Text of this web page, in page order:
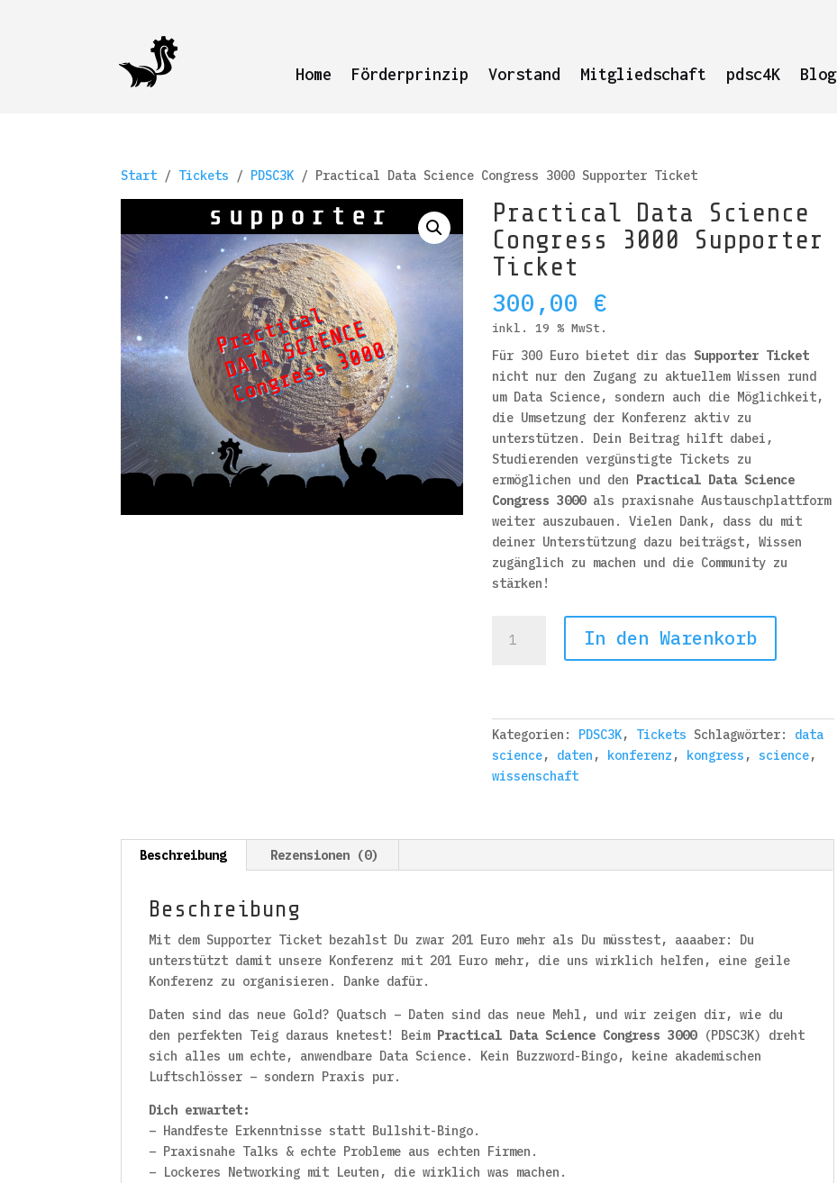
Home Förderprinzip Vorstand Mitgliedschaft pdsc4K Blog
Start / Tickets / PDSC3K / Practical Data Science Congress 3000 Supporter Ticket
Practical Data Science
Congress 3000 Supporter
Ticket
300,00 €
inkl. 19 % MwSt.
Für 300 Euro bietet dir dasSupporter Ticket
nicht nur den Zugang zu aktuellem Wissen rund
um Data Science, sondern auch die Möglichkeit,
die Umsetzung der Konferenz aktiv zu
unterstützen. Dein Beitrag hilft dabei,
Studierenden vergünstigte Tickets zu
ermöglichen und den Practical Data Science
Congress 3000als praxisnahe Austauschplattform
weiter auszubauen. Vielen Dank, dass du mit
deiner Unterstützung dazu beiträgst, Wissen
zugänglich zu machen und die Community zu
stärken!
Data
Supporter
Ticket
Menge
In den Warenkorb
Kategorien: PDSC3K, Tickets Schlagwörter: data
science, daten , konferenz , kongress ,science,
wissenschaft
Beschreibung Rezensionen (0)
Beschreibung
Mit dem Supporter Ticket bezahlst Du zwar 201 Euro mehr als Du müsstest, aaaaber: Du
unterstützt damit unsere Konferenz mit 201 Euro mehr, die uns wirklich helfen, eine geile
Konferenz zu organisieren. Danke dafür.
Daten sind das neue Gold? Quatsch – Daten sind das neue Mehl, und wir zeigen dir, wie du
den perfekten Teig daraus knetest! Beim Practical Data Science Congress 3000(PDSC3K) dreht
sich alles um echte, anwendbare Data Science. Kein Buzzword-Bingo, keine akademischen
Luftschlösser – sondern Praxis pur.
Dich erwartet:
– Handfeste Erkenntnisse statt Bullshit-Bingo.
– Praxisnahe Talks & echte Probleme aus echten Firmen.
– Lockeres Networking mit Leuten, die wirklich was machen.